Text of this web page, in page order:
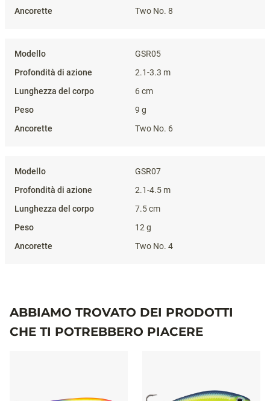
Two No. 8
GSR05
2.1-3.3 m
6 cm
9 g
Two No. 6
GSR07
2.1-4.5 m
7.5 cm
12 g
Two No. 4
ABBIAMO TROVATO DEI PRODOTTI
CHE TI POTREBBERO PIACERE